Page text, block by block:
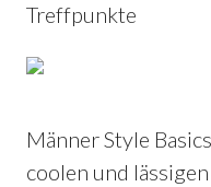
Treffpunkte
Männer Style
coolen und